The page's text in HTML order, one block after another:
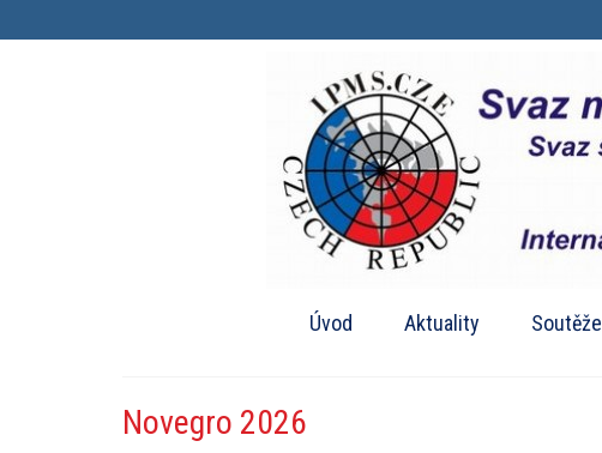
Úvod Aktuality Soutěže
Novegro 2026